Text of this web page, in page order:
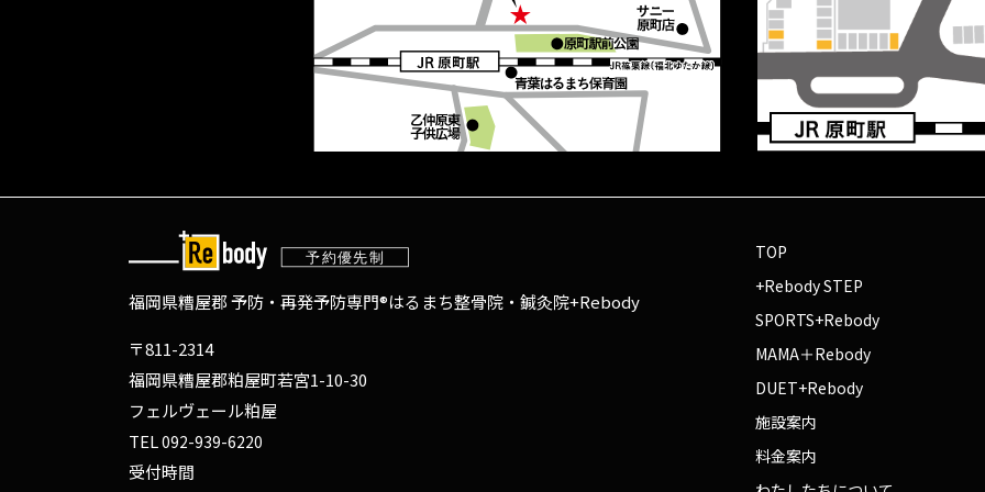
福岡県糟屋郡 予防・再発予防専門®はるまち整骨院・鍼灸院+Rebody
〒811-2314
福岡県糟屋郡粕屋町若宮1-10-30
フェルヴェール粕屋
TEL092-939-6220
受付時間
TOP
+Rebody STEP
SPORTS+Rebody
MAMA＋Rebody
DUET+Rebody
施設案内
料金案内